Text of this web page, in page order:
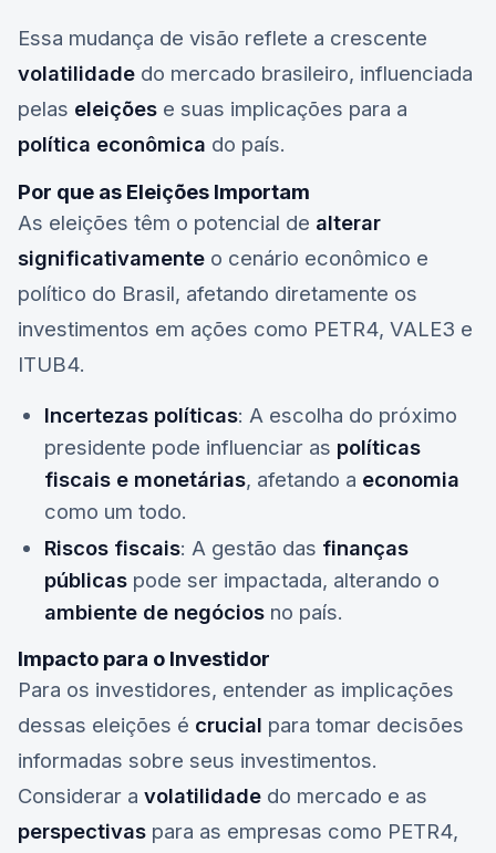
Essa mudança de visão reflete a crescente
volatilidade do mercado brasileiro, influenciada
pelas eleições e suas implicações para a
política econômica do país.
Por que as Eleições Importam
As eleições têm o potencial de alterar
significativamente o cenário econômico e
político do Brasil, afetando diretamente os
investimentos em ações como PETR4, VALE3 e
ITUB4.
Incertezas políticas: A escolha do próximo
presidente pode influenciar as políticas
fiscais e monetárias, afetando a economia
como um todo.
Riscos fiscais: A gestão das finanças
públicas pode ser impactada, alterando o
ambiente de negócios no país.
Impacto para o Investidor
Para os investidores, entender as implicações
dessas eleições é crucial para tomar decisões
informadas sobre seus investimentos.
Considerar a volatilidade do mercado e as
perspectivas para as empresas como PETR4,